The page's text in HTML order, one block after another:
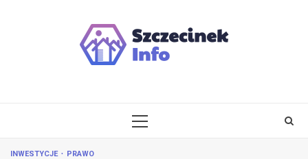
PRIMARY
INWESTYCJE PRAWO